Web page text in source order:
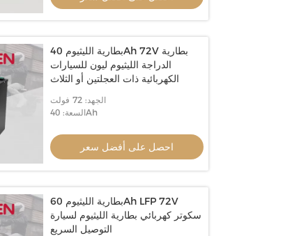
بطارية الليثيوم 40Ah 72V بطارية
الدراجة الليثيوم ليون للسيارات
الكهربائية ذات العجلتين أو الثلاث
الجهد: 72 فولت
السعة: 40Ah
احصل على أفضل سعر
بطارية الليثيوم 60Ah LFP 72V
سكوتر كهربائي بطارية الليثيوم لسيارة
التوصيل السريع